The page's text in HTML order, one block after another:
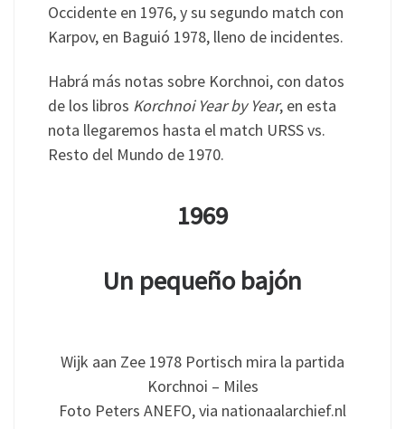
Occidente en 1976, y su segundo match con
Karpov, en Baguió 1978, lleno de incidentes.
Habrá más notas sobre Korchnoi, con datos
de los libros Korchnoi Year by Year, en esta
nota llegaremos hasta el match URSS vs.
Resto del Mundo de 1970.
1969
Un pequeño bajón
Wijk aan Zee 1978 Portisch mira la partida
Korchnoi – Miles
Foto Peters ANEFO, via nationaalarchief.nl